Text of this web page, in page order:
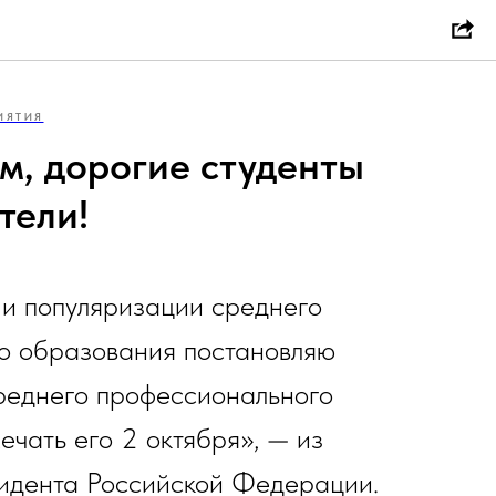
дорогие студенты
популяризации среднего
образования постановляю
профессионального
его 2 октября», — из
Российской Федерации.